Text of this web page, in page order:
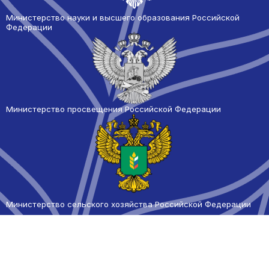
Министерство науки и высшего образования Российской
Федерации
Министерство просвещения Российской Федерации
Министерство сельского хозяйства Российской Федерации